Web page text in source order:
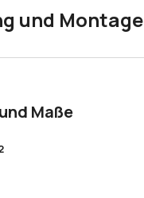
und Montage
Maße